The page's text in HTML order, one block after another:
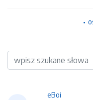
Wyszukiwarka
eBoi